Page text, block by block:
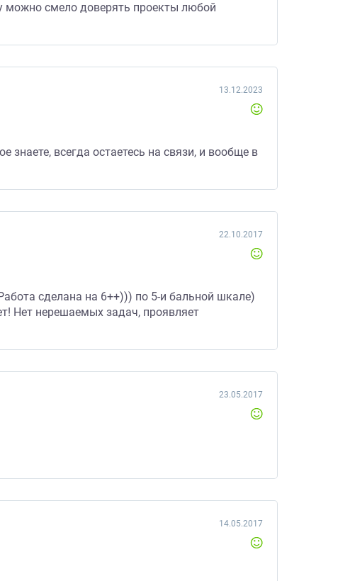
можно смело доверять проекты любой
13.12.2023
знаете, всегда остаетесь на связи, и вообще в
22.10.2017
сделана на 6++))) по 5-и бальной шкале)
Нет нерешаемых задач, проявляет
23.05.2017
14.05.2017